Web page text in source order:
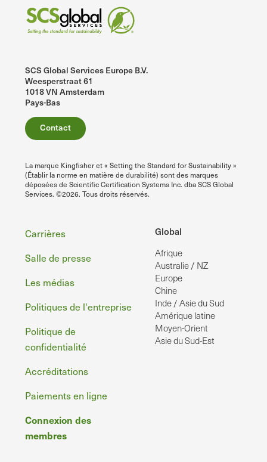
SCS Global Services Europe B.V.
Weesperstraat 61
1018 VN Amsterdam
Pays-Bas
Contact
La marque Kingfisher et « Setting the Standard for Sustainability »
(Établir la norme en matière de durabilité) sont des marques
déposées de Scientific Certification Systems Inc. dba SCS Global
Services. ©2026. Tous droits réservés.
Global
Afrique
Australie / NZ
Europe
Chine
Inde / Asie du Sud
Amérique latine
Moyen-Orient
Asie du Sud-Est
Pied
de
page
Carrières
Salle de presse
Les médias
Politiques de l'entreprise
Politique de
confidentialité
Accréditations
Paiements en ligne
Connexion des
membres